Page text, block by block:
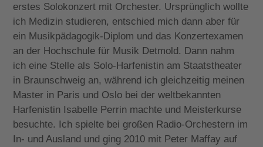
erstes Solokonzert mit Orchester. Ursprünglich wollte
ich Medizin studieren, entschied mich dann aber für
ein Musikpädagogik-Diplom und das Konzertexamen
an der Hochschule für Musik Detmold. Dann nahm
ich eine Stelle als Solo-Harfenistin am Staatstheater
in Braunschweig an, während ich gleichzeitig meinen
Master in Paris und Oslo bei der weltbekannten
Harfenistin Isabelle Perrin machte und Meisterkurse
besuchte. Ich spielte bei großen Radio-Orchestern im
In- und Ausland und ging 2010 mit Peter Maffay auf